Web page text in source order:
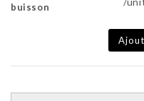
buisson